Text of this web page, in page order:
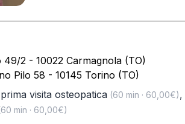
49/2 - 10022 Carmagnola (TO)
Pilo 58 - 10145 Torino (TO)
prima visita osteopatica(60 min · 60,00€),
min · 60,00€)